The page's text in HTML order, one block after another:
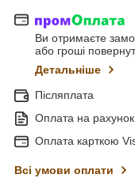
Ви отримаєте
або гроші
Детальніше
Післяплата
Оплата на рахунок
Оплата карткою
Всі умови оплати